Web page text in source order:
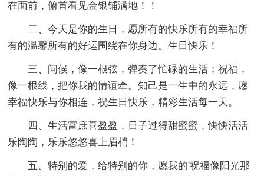
在面前，俯首看见金银铺满地！！
二、今天是你的生日，愿所有的快乐所有的幸福所
有的温馨所有的好运围绕在你身边。生日快乐！
三、问候，像一根弦，弹奏了忙碌的生活；祝福，
像一根线，把你我的情谊牵。知己是一生中的永远，愿
幸福快乐与你相连，祝生日快乐，精彩生活每一天。
四、生活富庶喜盈盈，日子过得甜蜜蜜，快快活活
乐陶陶，乐乐悠悠喜上眉梢！
五、特别的爱，给特别的你，愿我的'祝福像阳光那